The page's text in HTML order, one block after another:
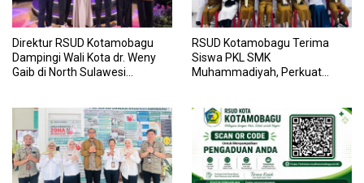
Direktur RSUD Kotamobagu
Dampingi Wali Kota dr. Weny
Gaib di North Sulawesi
RSUD Kotamobagu Terima
Siswa PKL SMK
Muhammadiyah, Perkuat